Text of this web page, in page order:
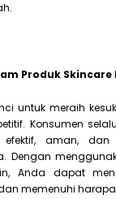
Produk Skincare
untuk meraih
Konsumen
aman, dan
Dengan
Anda dapat
memenuhi